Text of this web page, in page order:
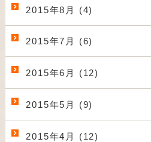
2015年8月 (4)
2015年7月 (6)
2015年6月 (12)
2015年5月 (9)
2015年4月 (12)